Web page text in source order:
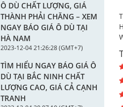
Ô DÙ CHẤT LƯỢNG, GIÁ
THÀNH PHẢI CHĂNG – XEM
NGAY BÁO GIÁ Ô DÙ TẠI
HÀ NAM
2023-12-04 21:26:28 (GMT+7)
TÌM HIỂU NGAY BÁO GIÁ Ô
DÙ TẠI BẮC NINH CHẤT
LƯỢNG CAO, GIÁ CẢ CẠNH
TRANH